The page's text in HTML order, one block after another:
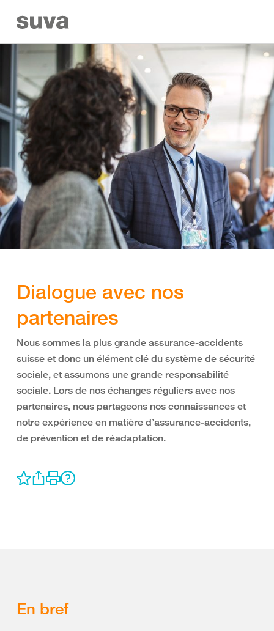
Dialogue avec nos
partenaires
Nous sommes la plus grande assurance-accidents
suisse et donc un élément clé du système de sécurité
sociale, et assumons une grande responsabilité
sociale. Lors de nos échanges réguliers avec nos
partenaires, nous partageons nos connaissances et
notre expérience en matière d’assurance-accidents,
de prévention et de réadaptation.
En bref